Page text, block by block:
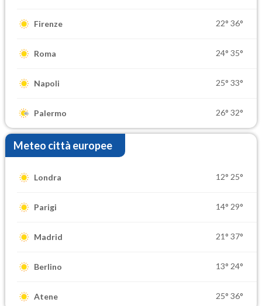
Firenze 22° 36°
Roma 24° 35°
Napoli 25° 33°
Palermo 26° 32°
Meteo città europee
Londra 12° 25°
Parigi 14° 29°
Madrid 21° 37°
Berlino 13° 24°
Atene 25° 36°